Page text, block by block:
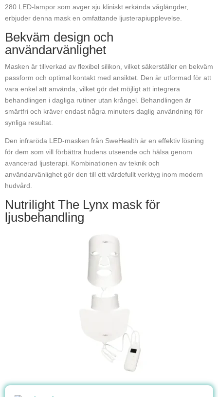
280 LED-lampor som avger sju kliniskt erkända våglängder,
erbjuder denna mask en omfattande ljusterapiupplevelse.
Bekväm design och
användarvänlighet
Masken är tillverkad av flexibel silikon, vilket säkerställer en bekväm
passform och optimal kontakt med ansiktet. Den är utformad för att
vara enkel att använda, vilket gör det möjligt att integrera
behandlingen i dagliga rutiner utan krångel. Behandlingen är
smärtfri och kräver endast några minuters daglig användning för
synliga resultat.
Den infraröda LED-masken från SweHealth är en effektiv lösning
för dem som vill förbättra hudens utseende och hälsa genom
avancerad ljusterapi. Kombinationen av teknik och
användarvänlighet gör den till ett värdefullt verktyg inom modern
hudvård.
Nutrilight The Lynx mask för
ljusbehandling